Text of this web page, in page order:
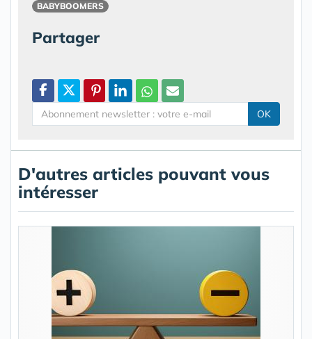
BABYBOOMERS
Partager
OK
D'autres articles pouvant vous
intéresser